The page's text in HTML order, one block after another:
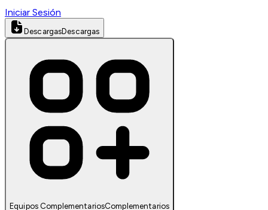
Iniciar Sesión
DescargasDescargas
Equipos ComplementariosComplementarios